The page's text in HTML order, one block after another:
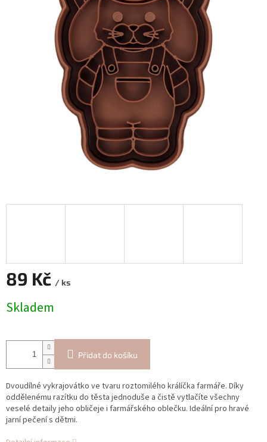
89 Kč / ks
cena:
Skladem
Přidat do košíku
Dvoudílné vykrajovátko ve tvaru roztomilého králíčka farmáře. Díky
oddělenému razítku do těsta jednoduše a čistě vytlačíte všechny
veselé detaily jeho obličeje i farmářského oblečku. Ideální pro hravé
jarní pečení s dětmi.